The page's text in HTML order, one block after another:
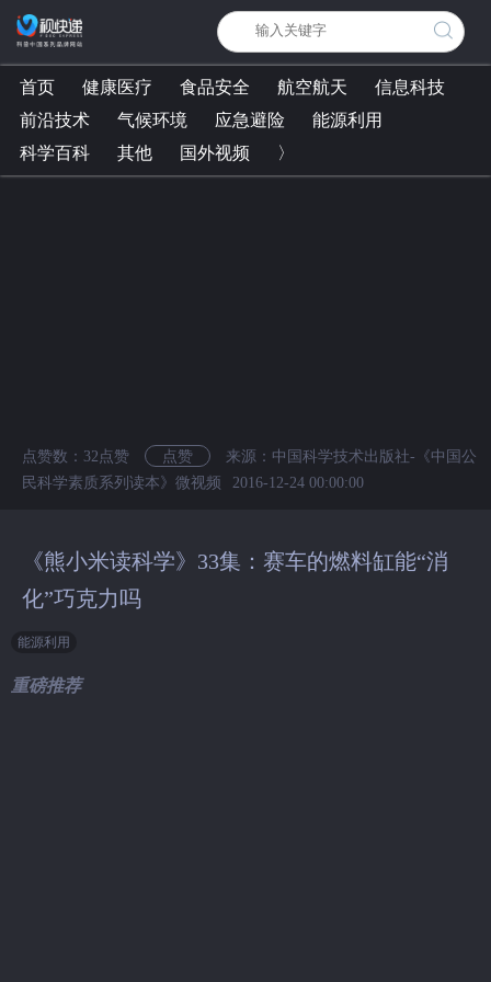
首页 健康医疗 食品安全 航空航天
信息科技
前沿技术
气候环境 应急避险
能源利用
科学百科
其他 国外视频 〉
点赞数： 32 点赞 点赞
来源：中国科学技术出版社-《中国公
民科学素质系列读本》微视频
2016-12-24 00:00:00
《熊小米读科学》33集：赛车的燃料缸能“消
化”巧克力吗
能源利用
重磅推荐